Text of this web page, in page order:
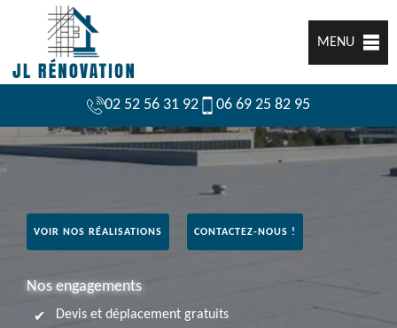
MENU
02 52 56 31 92 06 69 25 82 95
VOIR NOS RÉALISATIONS CONTACTEZ-NOUS !
Nos engagements
Devis et déplacement gratuits